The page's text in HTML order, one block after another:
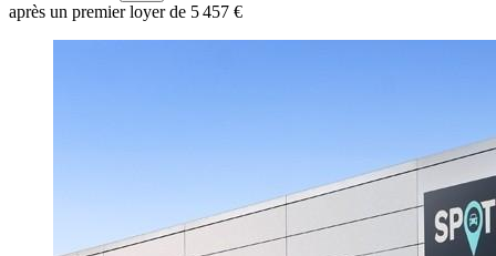
après un premier loyer de 5 457 €